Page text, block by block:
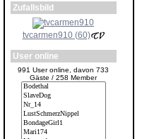
Zufallsbild
tvcarmen910 (60)
User online
991 User online, davon 733
Gäste / 258 Member